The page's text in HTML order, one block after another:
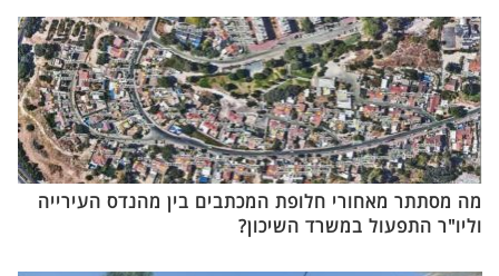
מה מסתתר מאחורי חלופת המכתבים בין מהנדס העירייה
וליו"ר התפעול במשרד השיכון?